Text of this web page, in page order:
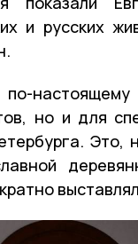
и русских
настоящему
но и для
Это,